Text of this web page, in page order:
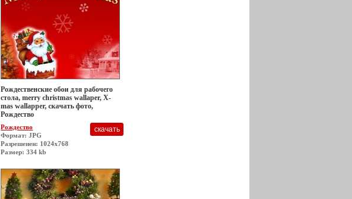
Рождественские обои для рабочего
стола, merry christmas wallaper, X-
mas wallapper, скачать фото,
Рождество
Рождество
Формат: JPG
Разрешеиен: 1024x768
Размер: 334 kb